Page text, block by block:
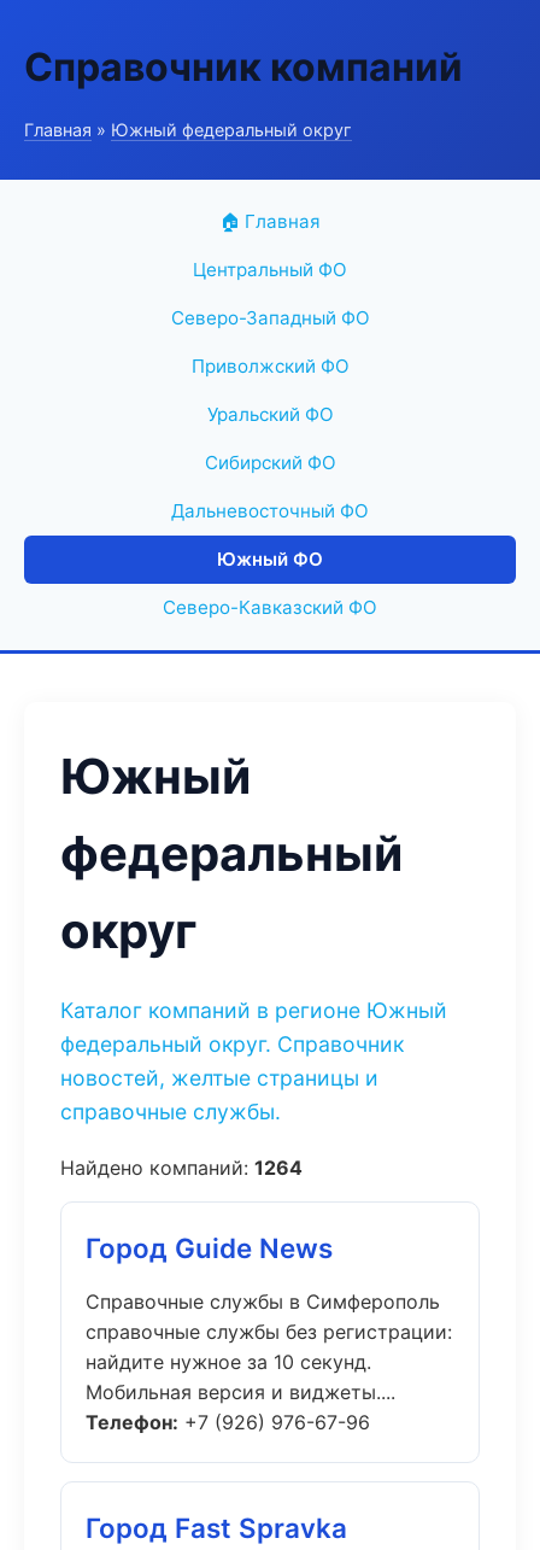
Справочник компаний
Главная » Южный федеральный округ
🏠 Главная
Центральный ФО
Северо-Западный ФО
Приволжский ФО
Уральский ФО
Сибирский ФО
Дальневосточный ФО
Южный ФО
Северо-Кавказский ФО
Южный
федеральный
округ
Каталог компаний в регионе Южный
федеральный округ. Справочник
новостей, желтые страницы и
справочные службы.
Найдено компаний: 1264
Город Guide News
Справочные службы в Симферополь
справочные службы без регистрации:
найдите нужное за 10 секунд.
Мобильная версия и виджеты....
Телефон: +7 (926) 976-67-96
Город Fast Spravka